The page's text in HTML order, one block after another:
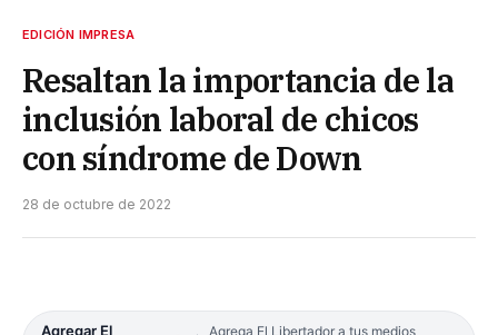
EDICIÓN IMPRESA
Resaltan la importancia de la
inclusión laboral de chicos
con síndrome de Down
28 de octubre de 2022
Agregar El
Agrega El Libertador a tus medios